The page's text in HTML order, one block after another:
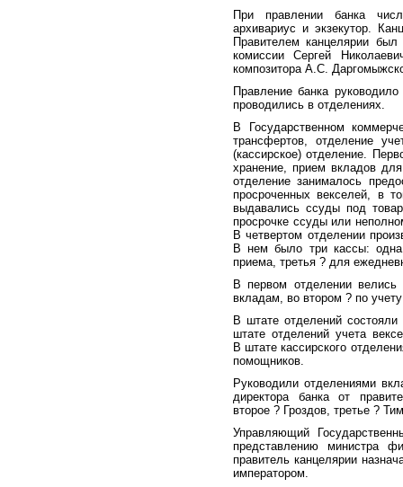
При правлении банка
архивариус и экзекутор.
Правителем канцелярии
комиссии Сергей
композитора А.С.
Правление банка
проводились в отделениях.
В Государственном
трансфертов, отделение
(кассирское) отделение.
хранение, прием вкладов
отделение занималось
просроченных векселей, в
выдавались ссуды под
просрочке ссуды или
В четвертом отделении
В нем было три кассы:
приема, третья ? для
В первом отделении велись
вкладам, во втором ? по
В штате отделений
штате отделений учета
В штате кассирского
помощников.
Руководили отделениями
директора банка от
второе ? Гроздов, третье ?
Управляющий
представлению министра
правитель канцелярии
императором.